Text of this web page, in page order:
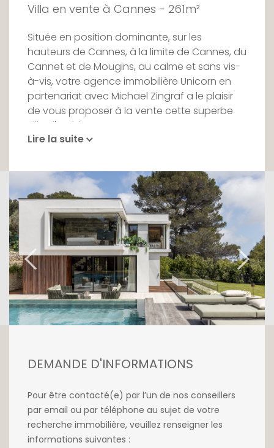
Villa en vente à Cannes - 261m²
Située en position dominante, sur les
hauteurs de Cannes, à la limite de Cannes, du
Cannet et de Mougins, au calme et sans vis-
à-vis, votre agence immobilière Unicorn en
partenariat avec Michael Zingraf a le plaisir
de vous proposer à la vente cette superbe
villa d'architecte neuve.
de prestige à la décoration raffinée
d'inspiration résolument moderne, offre sur
261 m2 5 chambres en suite, de beaux
espaces de réception avec cuisine ouverte
équipée ouvrant sur le jardin, la piscine et son
pool house équipé. Un garage complète
l'ensemble.
Pour plus de renseignements ou pour
effectuer une visite de cette villa prestigieuse,
n'hésitez pas à nous contacter par e-mail à
Lire la suite
DEMANDE D'INFORMATIONS
Pour être contacté(e) par l’un de nos conseillers
par email ou par téléphone au sujet de votre
recherche immobilière, veuillez renseigner les
informations suivantes :